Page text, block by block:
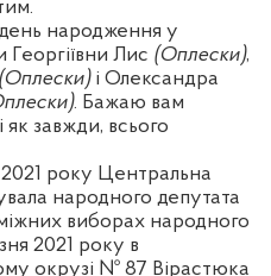
народження у
Лис (Оплески),
(Оплески)і Олександра
. Бажаю вам
як завжди, всього
року Центральна
народного депутата
виборах народного
2021 року в
окрузі № 87 Вірастюка